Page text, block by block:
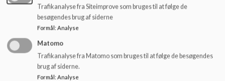
Filstedvejens Skole
Filstedvej 16, 9000 Aalborg
Filstedvejensskole@aalborg.dk
98160033
EAN NR. 5798003746302
Tilgængelighedserklæring
Trafikanalyse fra Siteimprove som bruges til at følge de
besøgendes brug af siderne
Formål: Analyse
Matomo
Trafikanalyse fra Matomo som bruges til at følge de besøgendes
brug af siderne.
Formål: Analyse